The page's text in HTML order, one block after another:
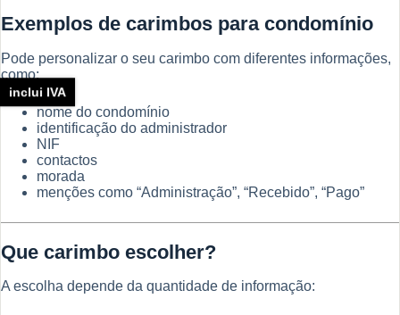
Exemplos de carimbos para condomínio
Pode personalizar o seu carimbo com diferentes informações,
como:
nome do condomínio
identificação do administrador
NIF
contactos
morada
menções como “Administração”, “Recebido”, “Pago”
Que carimbo escolher?
A escolha depende da quantidade de informação:
inclui IVA